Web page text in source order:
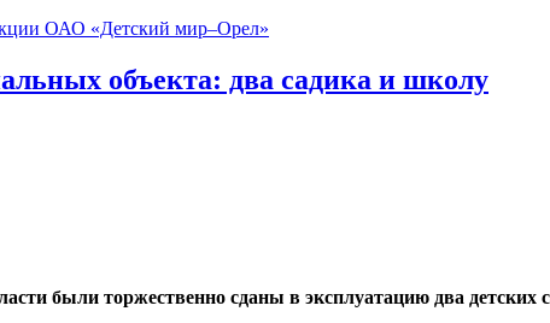
ОАО «Детский мир–Орел»
объекта: два садика и школу
были торжественно сданы в эксплуатацию два детских